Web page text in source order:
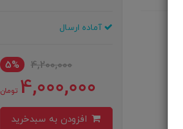
آماده ارسال
4,200,000
5%
4,000,000 تومان